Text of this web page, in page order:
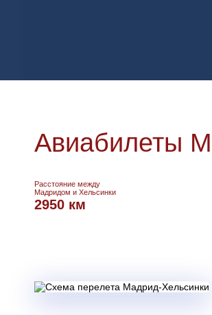
Авиабилеты
Расстояние между
Мадридом и Хельсинки
2950 км